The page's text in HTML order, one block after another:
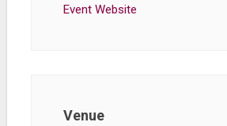
Event Website
Venue